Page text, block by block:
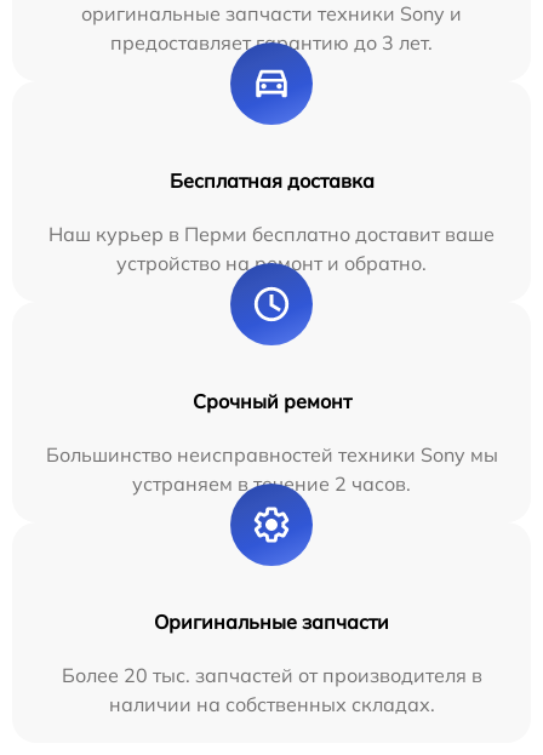
оригинальные запчасти техники Sony и
предоставляет гарантию до 3 лет.
Бесплатная доставка
Наш курьер в Перми бесплатно доставит ваше
устройство на ремонт и обратно.
Срочный ремонт
Большинство неисправностей техники Sony мы
устраняем в течение 2 часов.
Оригинальные запчасти
Более 20 тыс. запчастей от производителя в
наличии на собственных складах.